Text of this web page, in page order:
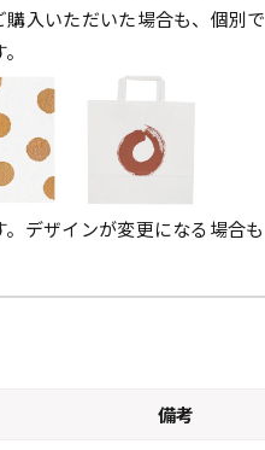
購入いただいた場合も、個別で
デザインが変更になる場合も
備考